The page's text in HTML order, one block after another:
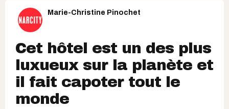
Marie-Christine Pinochet
Cet hôtel est un des plus
luxueux sur la planète et
il fait capoter tout le
monde